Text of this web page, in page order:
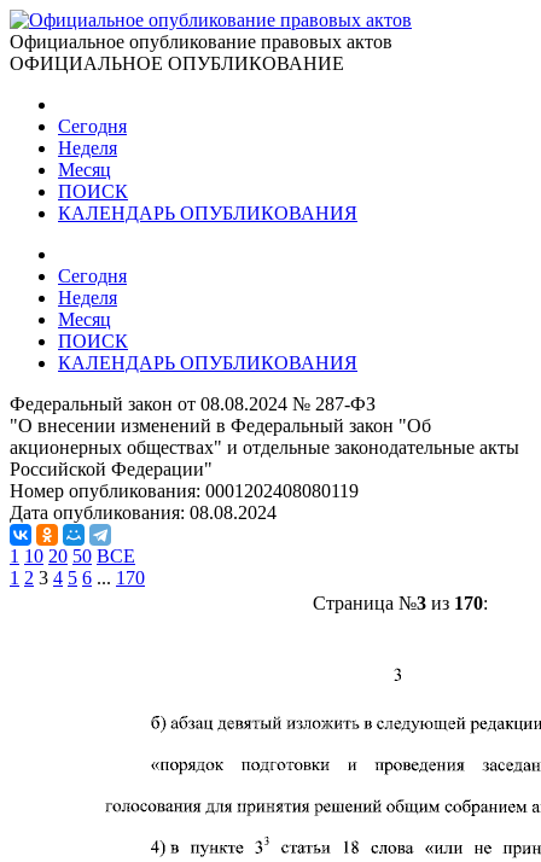
Официальное опубликование правовых актов
ОФИЦИАЛЬНОЕ ОПУБЛИКОВАНИЕ
Сегодня
Неделя
Месяц
ПОИСК
КАЛЕНДАРЬ ОПУБЛИКОВАНИЯ
Сегодня
Неделя
Месяц
ПОИСК
КАЛЕНДАРЬ ОПУБЛИКОВАНИЯ
Федеральный закон от 08.08.2024 № 287-ФЗ
"О внесении изменений в Федеральный закон "Об
акционерных обществах" и отдельные законодательные акты
Российской Федерации"
Номер опубликования: 0001202408080119
Дата опубликования: 08.08.2024
1 10 20 50 ВСЕ
1 2 3 4 5 6 ... 170
Страница №3из 170: